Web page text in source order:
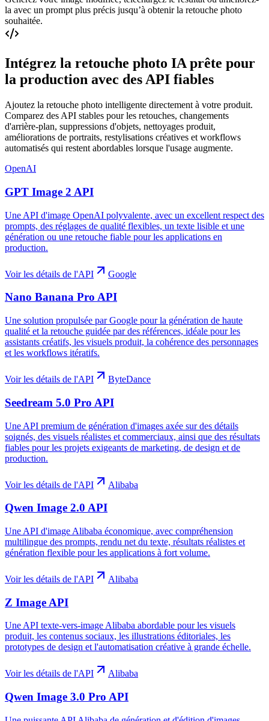
la avec un prompt plus précis jusqu’à obtenir la retouche photo
souhaitée.
Intégrez la retouche photo IA prête pour
la production avec des API fiables
Ajoutez la retouche photo intelligente directement à votre produit.
Comparez des API stables pour les retouches, changements
d'arrière-plan, suppressions d'objets, nettoyages produit,
améliorations de portraits, restylisations créatives et workflows
automatisés qui restent abordables lorsque l'usage augmente.
OpenAI
GPT Image 2 API
Une API d'image OpenAI polyvalente, avec un excellent respect des
prompts, des réglages de qualité flexibles, un texte lisible et une
génération ou une retouche fiable pour les applications en
production.
Voir les détails de l'API Google
Nano Banana Pro API
Une solution propulsée par Google pour la génération de haute
qualité et la retouche guidée par des références, idéale pour les
assistants créatifs, les visuels produit, la cohérence des personnages
et les workflows itératifs.
Voir les détails de l'API ByteDance
Seedream 5.0 Pro API
Une API premium de génération d'images axée sur des détails
soignés, des visuels réalistes et commerciaux, ainsi que des résultats
fiables pour les projets exigeants de marketing, de design et de
production.
Voir les détails de l'API Alibaba
Qwen Image 2.0 API
Une API d'image Alibaba économique, avec compréhension
multilingue des prompts, rendu net du texte, résultats réalistes et
génération flexible pour les applications à fort volume.
Voir les détails de l'API Alibaba
Z Image API
Une API texte-vers-image Alibaba abordable pour les visuels
produit, les contenus sociaux, les illustrations éditoriales, les
prototypes de design et l'automatisation créative à grande échelle.
Voir les détails de l'API Alibaba
Qwen Image 3.0 Pro API